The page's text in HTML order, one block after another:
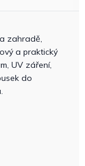
zahradě,
a praktický
UV záření,
do